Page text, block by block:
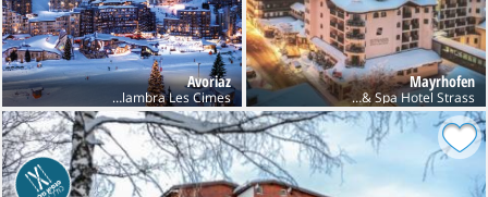
Mayrhofen
Sport & Spa Hotel Strass
Avoriaz
Club Belambra Les Cimes